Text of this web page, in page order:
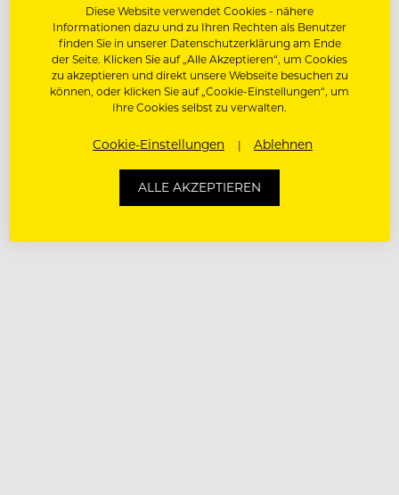
Diese Website verwendet Cookies - nähere
Informationen dazu und zu Ihren Rechten als Benutzer
finden Sie in unserer Datenschutzerklärung am Ende
der Seite. Klicken Sie auf „Alle Akzeptieren“, um Cookies
zu akzeptieren und direkt unsere Webseite besuchen zu
können, oder klicken Sie auf „Cookie-Einstellungen“, um
Ihre Cookies selbst zu verwalten.
Cookie-Einstellungen Ablehnen
ALLE AKZEPTIEREN